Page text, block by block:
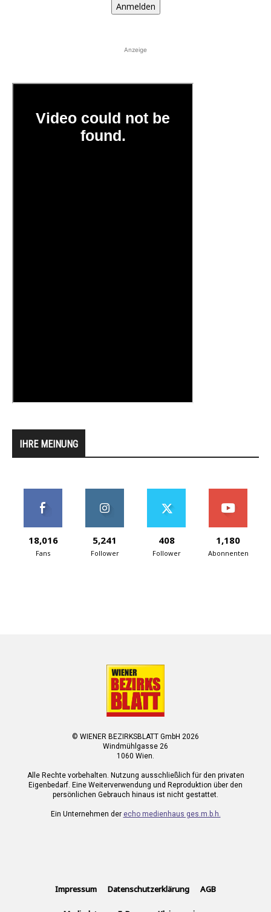
Anmelden
Anzeige
IHRE MEINUNG
18,016
Fans
5,241
Follower
408
Follower
1,180
Abonnenten
© WIENER BEZIRKSBLATT GmbH 2026
Windmühlgasse 26
1060 Wien.
Alle Rechte vorbehalten. Nutzung ausschließlich für den privaten
Eigenbedarf. Eine Weiterverwendung und Reproduktion über den
persönlichen Gebrauch hinaus ist nicht gestattet.
Ein Unternehmen der echo medienhaus ges.m.b.h.
Impressum Datenschutzerklärung AGB